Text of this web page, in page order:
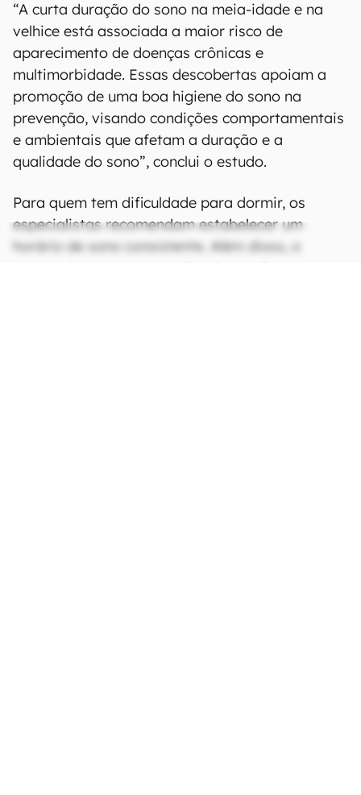
“A curta duração do sono na meia-idade e na
velhice está associada a maior risco de
aparecimento de doenças crônicas e
multimorbidade. Essas descobertas apoiam a
promoção de uma boa higiene do sono na
prevenção, visando condições comportamentais
e ambientais que afetam a duração e a
qualidade do sono”, conclui o estudo.
Para quem tem dificuldade para dormir, os
especialistas recomendam estabelecer um
horário de sono consistente. Além disso, o
quarto deve ser escuro, silencioso e livre ou